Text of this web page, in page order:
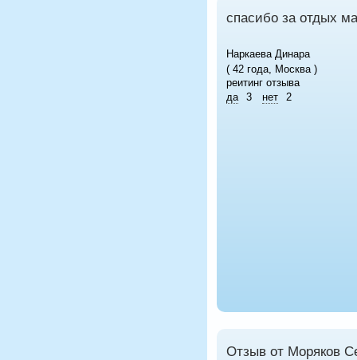
спасибо за отдых
Наркаева Динара
( 42 года, Москва )
реитинг отзыва
да
3 нет 2
Отзыв от Моряков